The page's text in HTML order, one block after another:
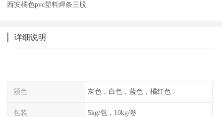
西安橘色pvc塑料焊条三股
详细说明
颜色 灰色，白色，蓝色，橘红色
包装 5kg/包，10kg/卷